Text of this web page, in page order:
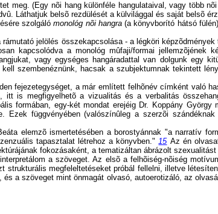
meg. (Egy nõi hang különféle hangulataival, vagy több
Láthatjuk belsõ rezdülését a külvilággal és saját belsõ
szolgálómonológ nõi hangra(a könyvborító hátsó
jelölés összekapcsolása - a légköri
kapcsolódva a monológ mûfaji/formai jellemzõjének
vagy egységes hangáradattal van dolgunk egy
szembenéznünk, hacsak a szubjektumnak tekintett
fejezetegységet, a már említett felhõnév címként való
itt is megfigyelhetõ a vizualitás és a verbalitás
formában, egy-két mondat erejéig Dr. Koppány György
Ezek függvényében (valószínûleg a szerzõi
elemzõ ismertetésében a borostyánnak "a narratív
tapasztalat létrehoz a könyvben."15 Az én
fokozásaként, a tematizáltan ábrázolt
a szöveget. Az elsõ a felhõiség-nõiség
megfeleltetéseket próbál fellelni, illetve
a szöveget mint önmagát olvasó, autoerotizáló, az